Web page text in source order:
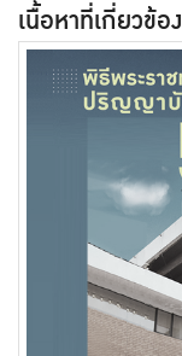
เนื้อหาที่เกี่ยวข้อง